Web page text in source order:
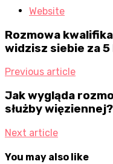
Website
Rozmowa
widzisz siebie za 5
Previous article
Jak wygląda
służby więziennej?
Next article
You may also like